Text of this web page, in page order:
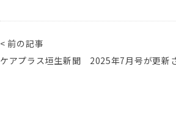
< 前の記事
ケアプラス垣生新聞 2025年7月号が更新